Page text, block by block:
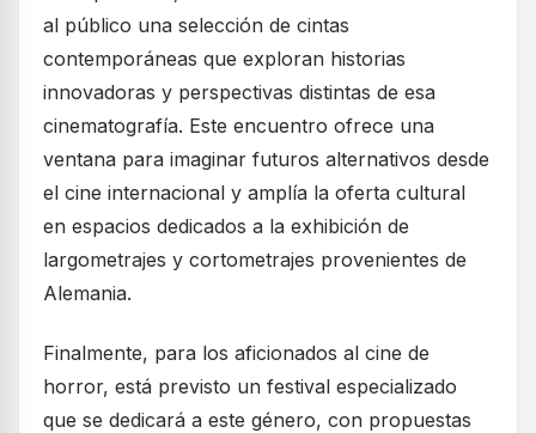
al público una selección de cintas
contemporáneas que exploran historias
innovadoras y perspectivas distintas de esa
cinematografía. Este encuentro ofrece una
ventana para imaginar futuros alternativos desde
el cine internacional y amplía la oferta cultural
en espacios dedicados a la exhibición de
largometrajes y cortometrajes provenientes de
Alemania.
Finalmente, para los aficionados al cine de
horror, está previsto un festival especializado
que se dedicará a este género, con propuestas